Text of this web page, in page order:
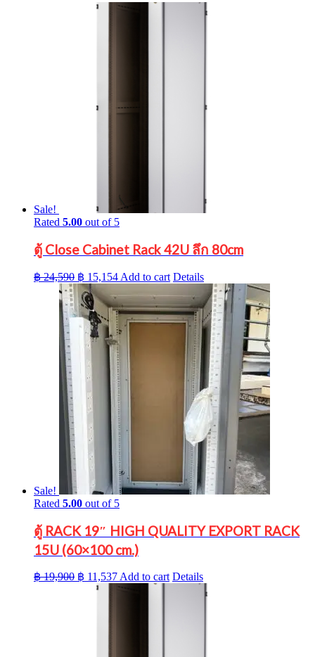
Sale!
Rated 5.00 out of 5
ตู้ Close Cabinet Rack 42U ลึก 80cm
฿24,590 Original
price
was:
฿ 24,590.
฿ 15,154Current
is:
฿ 15,154.
Add to cart Details
Sale!
Rated 5.00 out of 5
ตู้ RACK 19″ HIGH QUALITY EXPORT RACK
15U (60×100 cm.)
฿19,900 Original
price
฿ 11,537Current
price
Add to cart Details